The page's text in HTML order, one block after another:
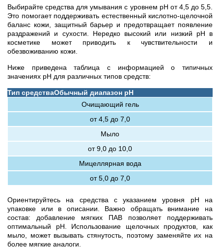
Выбирайте средства для умывания с уровнем pH от 4,5 до 5,5.
Это помогает поддерживать естественный кислотно-щелочной
баланс кожи, защитный барьер и предотвращает появление
раздражений и сухости. Нередко высокий или низкий pH в
косметике может приводить к чувствительности и
обезвоживанию кожи.
Ниже приведена таблица с информацией о типичных
значениях pH для различных типов средств:
Тип средстваОбычный диапазон pH
Очищающий гель
от 4,5 до 7,0
Мыло
от 9,0 до 10,0
Мицеллярная вода
от 5,0 до 7,0
Ориентируйтесь на средства с указанием уровня pH на
упаковке или в описании. Важно обращать внимание на
состав: добавление мягких ПАВ позволяет поддерживать
оптимальный pH. Использование щелочных продуктов, как
мыло, может вызывать стянутость, поэтому заменяйте их на
более мягкие аналоги.